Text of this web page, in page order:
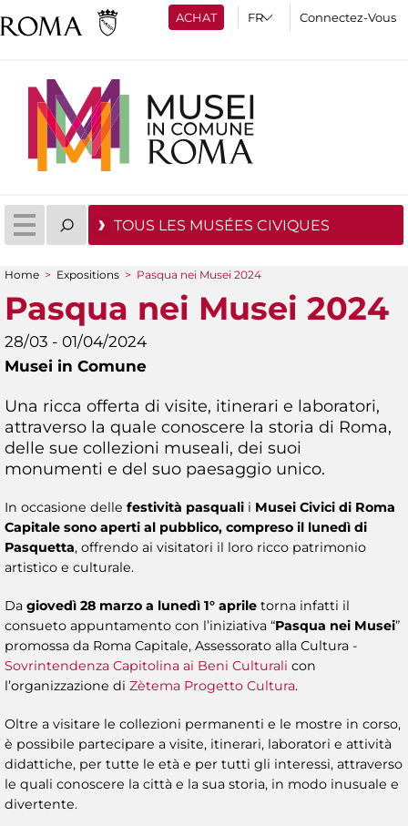
ACHAT Connectez-Vous
TOUS LES MUSÉES CIVIQUES
You are here
Home > Expositions > Pasqua nei Musei 2024
Pasqua nei Musei 2024
28/03 - 01/04/2024
Musei in Comune
Una ricca offerta di visite, itinerari e laboratori,
attraverso la quale conoscere la storia di Roma,
delle sue collezioni museali, dei suoi
monumenti e del suo paesaggio unico.
In occasione delle festività pasquali i Musei Civici di Roma
Capitale sono aperti al pubblico, compreso il lunedì di
Pasquetta, offrendo ai visitatori il loro ricco patrimonio
artistico e culturale.
Da giovedì 28 marzo a lunedì 1° aprile torna infatti il
consueto appuntamento con l’iniziativa “Pasqua nei Musei”
promossa da Roma Capitale, Assessorato alla Cultura -
Sovrintendenza Capitolina ai Beni Culturali con
l’organizzazione di Zètema Progetto Cultura.
Oltre a visitare le collezioni permanenti e le mostre in corso,
è possibile partecipare a visite, itinerari, laboratori e attività
didattiche, per tutte le età e per tutti gli interessi, attraverso
le quali conoscere la città e la sua storia, in modo inusuale e
divertente.